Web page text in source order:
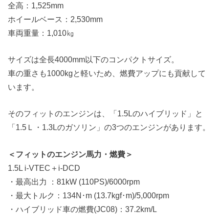
全高：1,525mm
ホイールベース：2,530mm
車両重量：1,010㎏
サイズは全長4000mm以下のコンパクトサイズ。
車の重さも1000kgと軽いため、燃費アップにも貢献して
います。
そのフィットのエンジンは、「1.5Lのハイブリッド」と
「1.5Ｌ・1.3Lのガソリン」の3つのエンジンがあります。
＜フィットのエンジン馬力・燃費＞
1.5L i-VTEC＋i-DCD
・最高出力 ：81kW (110PS)/6000rpm
・最大トルク：134N･m (13.7kgf･m)/5,000rpm
・ハイブリッド車の燃費(JC08)：37.2km/L